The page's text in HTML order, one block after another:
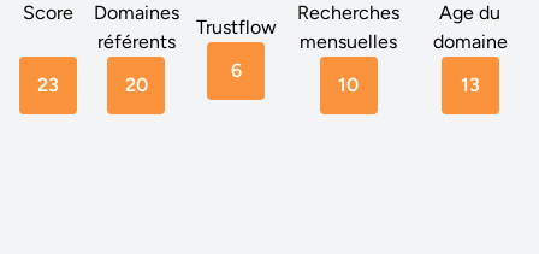
Score
23
Domaines
référents
20
Trustflow
6
Recherches
mensuelles
10
Age du
domaine
13